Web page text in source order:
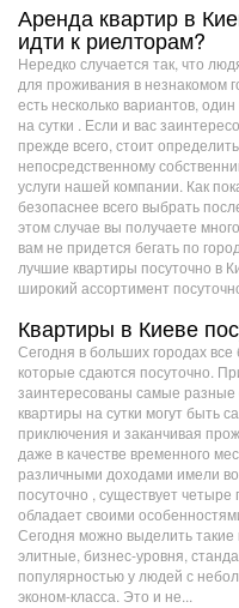
Аренда квартир в
идти к риелторам?
Нередко случается так, что
для проживания в незнакомом
есть несколько вариантов,
на сутки . Если и вас
прежде всего, стоит
непосредственному
услуги нашей компании. Как
безопаснее всего выбрать
этом случае вы получаете
вам не придется бегать по
лучшие квартиры посуточно в
широкий ассортимент
Квартиры в Киеве
Сегодня в больших городах
которые сдаются посуточно.
заинтересованы самые
квартиры на сутки могут быть
приключения и заканчивая
даже в качестве временного
различными доходами имели
посуточно , существует
обладает своими
Сегодня можно выделить
элитные, бизнес-уровня,
популярностью у людей с
эконом-класса. Это и не...